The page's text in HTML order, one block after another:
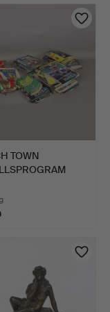
TOWN
VIMPE…